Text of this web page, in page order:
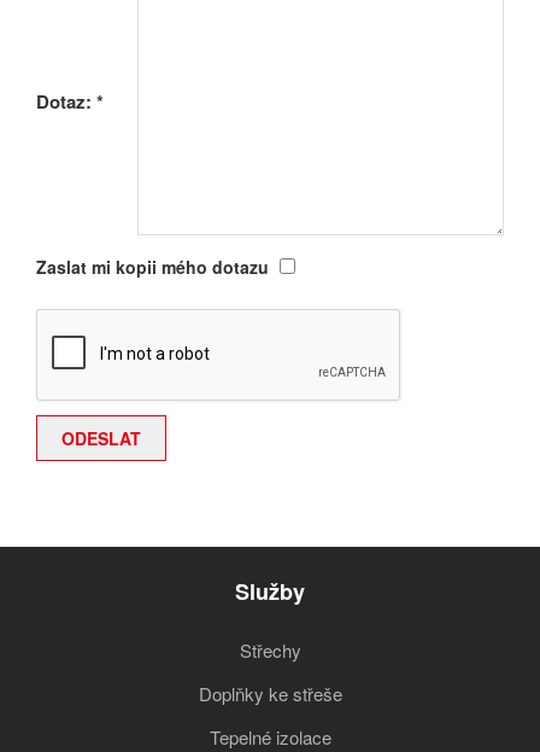
Dotaz: *
Zaslat mi kopii mého dotazu
Služby
Střechy
Doplňky ke střeše
Tepelné izolace